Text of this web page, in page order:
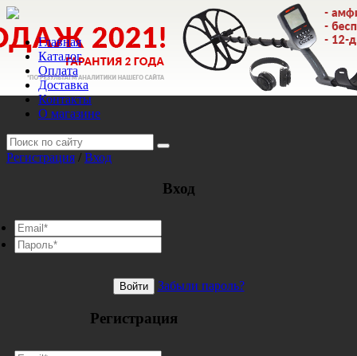
Главная
Каталог
Оплата
Доставка
Контакты
О магазине
Регистрация / Вход
Вход
Войти Забыли пароль?
Регистрация